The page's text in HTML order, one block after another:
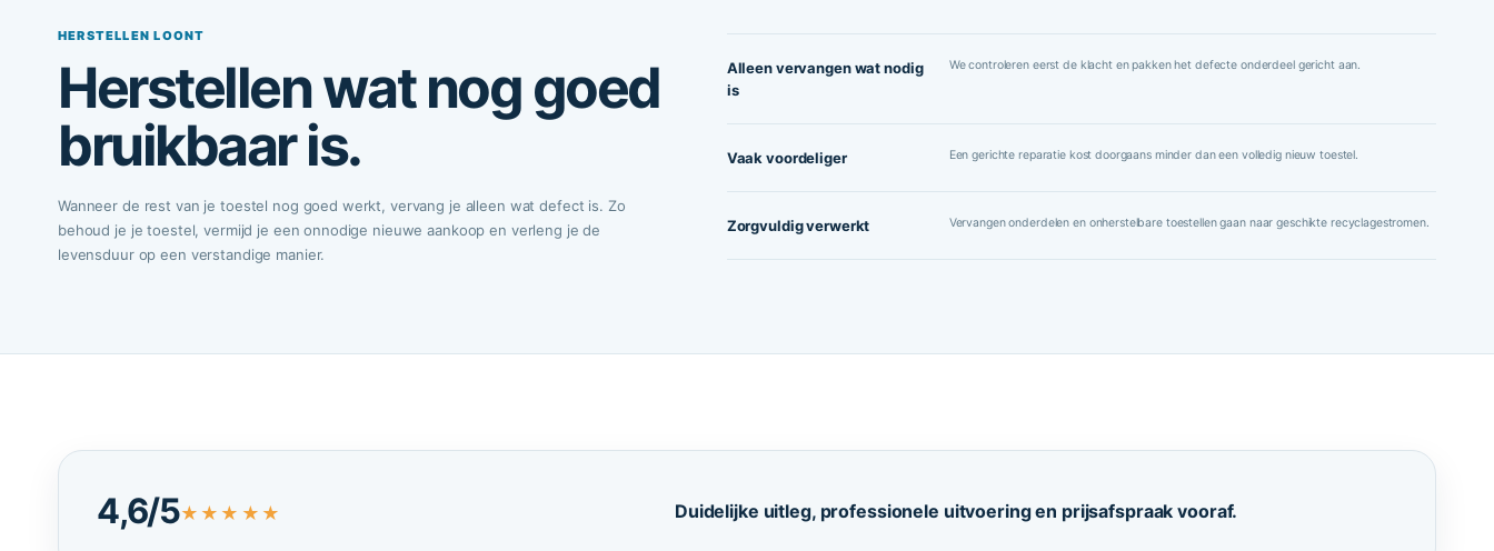
HERSTELLEN LOONT
Herstellen wat nog goed
bruikbaar is.
Wanneer de rest van je toestel nog goed werkt, vervang je alleen wat defect is. Zo
behoud je je toestel, vermijd je een onnodige nieuwe aankoop en verleng je de
levensduur op een verstandige manier.
Alleen vervangen wat nodig
is
We controleren eerst de klacht en pakken het defecte onderdeel gericht aan.
Vaak voordeliger Een gerichte reparatie kost doorgaans minder dan een volledig nieuw toestel.
Zorgvuldig verwerkt Vervangen onderdelen en onherstelbare toestellen gaan naar geschikte recyclagestromen.
4,6/5★★★★★ Duidelijke uitleg, professionele uitvoering en prijsafspraak vooraf.